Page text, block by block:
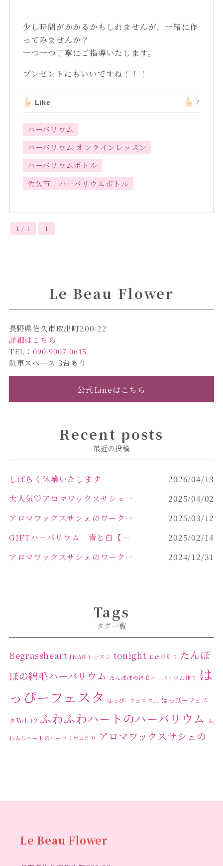
少し時間がかかるかもしれませんが、一緒に作
ってみませんか？
一つ一つ丁寧にご指導いたします。
プレゼントにもいいですね！！！
Like 2
ハーバリウム
ハーバリウム オンラインレッスン
ハーバリウムボトル
佐久市 ハーバリウムボトル
1 / 1 1
Le Beau Flower
長野県佐久市取出町200-22
詳細はこちら
TEL：090-9007-0615
駐車スペース:3台あり
公式Lineはこちら
Recent posts
最近の投稿
しばらく休業いたします
2026/04/13
大人気♡アロマワックスサシェ作り
2025/04/02
アロマワックスサシェのワークショップinPOLA中込原店 VOL.2
2025/03/12
GIFTハーバリウム 青と白【佐久市 ハーバリウム ギフト】
2025/02/14
アロマワックスサシェのワークショップinPOLA中込原店ご報告【佐久市 キャンドル サシェ】
2024/12/31
Tags
タグ一覧
Begrassheart JHA新レッスン tonight お正月飾り たんぽ
ぽの綿毛ハーバリウム たんぽぽの綿毛ハーバリウム作り
は
っぴーフェスタ
はっぴーフェスタ11 はっぴーフェス
タVol.12 ふわふわハートのハーバリウム ふ
わふわハートのハーバリウム作り
アロマワックスサシェの
リウムレッスン
Le Beau Flower